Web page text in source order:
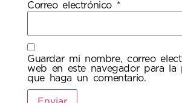
Correo electrónico *
Guardar mi nombre, correo
web en este navegador para la
que haga un comentario.